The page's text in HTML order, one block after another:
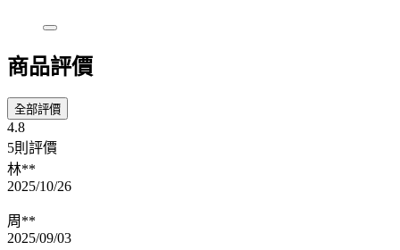
商品評價
全部評價
4.8
5則評價
林**
2025/10/26
周**
2025/09/03